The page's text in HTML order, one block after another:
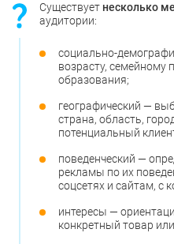
Существует несколько
аудитории:
социально-
возрасту,
образования;
географический —
страна, область,
потенциальный
поведенческий —
рекламы по их
соцсетях и сайтам, с
интересы —
конкретный товар или